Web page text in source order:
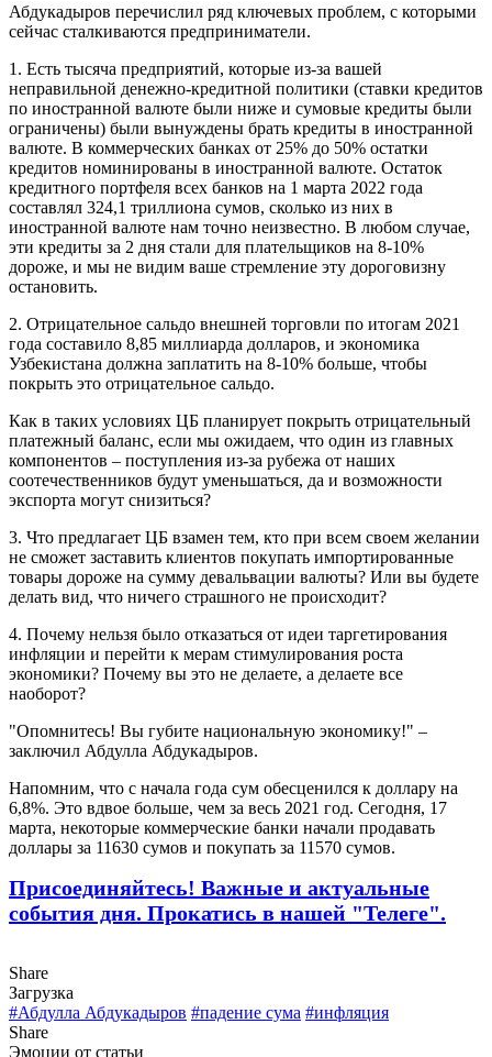
Абдукадыров перечислил ряд ключевых проблем, с которыми
сейчас сталкиваются предприниматели.
1. Есть тысяча предприятий, которые из-за вашей
неправильной денежно-кредитной политики (ставки кредитов
по иностранной валюте были ниже и сумовые кредиты были
ограничены) были вынуждены брать кредиты в иностранной
валюте. В коммерческих банках от 25% до 50% остатки
кредитов номинированы в иностранной валюте. Остаток
кредитного портфеля всех банков на 1 марта 2022 года
составлял 324,1 триллиона сумов, сколько из них в
иностранной валюте нам точно неизвестно. В любом случае,
эти кредиты за 2 дня стали для плательщиков на 8-10%
дороже, и мы не видим ваше стремление эту дороговизну
остановить.
2. Отрицательное сальдо внешней торговли по итогам 2021
года составило 8,85 миллиарда долларов, и экономика
Узбекистана должна заплатить на 8-10% больше, чтобы
покрыть это отрицательное сальдо.
Как в таких условиях ЦБ планирует покрыть отрицательный
платежный баланс, если мы ожидаем, что один из главных
компонентов – поступления из-за рубежа от наших
соотечественников будут уменьшаться, да и возможности
экспорта могут снизиться?
3. Что предлагает ЦБ взамен тем, кто при всем своем желании
не сможет заставить клиентов покупать импортированные
товары дороже на сумму девальвации валюты? Или вы будете
делать вид, что ничего страшного не происходит?
4. Почему нельзя было отказаться от идеи таргетирования
инфляции и перейти к мерам стимулирования роста
экономики? Почему вы это не делаете, а делаете все
наоборот?
"Опомнитесь! Вы губите национальную экономику!" –
заключил Абдулла Абдукадыров.
Напомним, что с начала года сум обесценился к доллару на
6,8%. Это вдвое больше, чем за весь 2021 год. Сегодня, 17
марта, некоторые коммерческие банки начали продавать
доллары за 11630 сумов и покупать за 11570 сумов.
Присоединяйтесь! Важные и актуальные
события дня. Прокатись в нашей "Телеге".
Share
Загрузка
#Абдулла Абдукадыров #падение сума #инфляция
Share
Эмоции от статьи